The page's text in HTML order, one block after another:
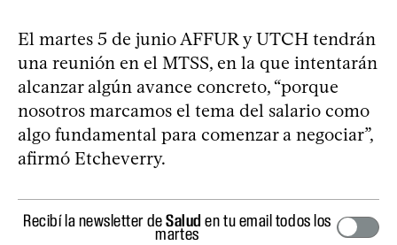
El martes 5 de junio AFFUR y UTCH tendrán
una reunión en el MTSS, en la que intentarán
alcanzar algún avance concreto, “porque
nosotros marcamos el tema del salario como
algo fundamental para comenzar a negociar”,
afirmó Etcheverry.
Recibí la newsletter deSalud en tu email todos los
martes